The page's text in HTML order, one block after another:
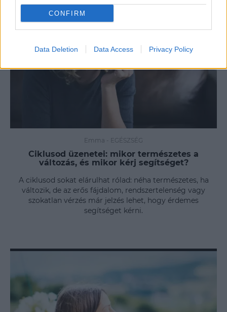
CONFIRM
Data Deletion Data Access Privacy Policy
Emma - EGÉSZSÉG
Ciklusod üzenetei: mikor természetes a
változás, és mikor kérj segítséget?
A ciklusod sokat elárulhat rólad: néha természetes, ha
változik, de az erős fájdalom, rendszertelenség vagy
szokatlan vérzés már jelzés lehet, hogy érdemes
segítséget kérni.